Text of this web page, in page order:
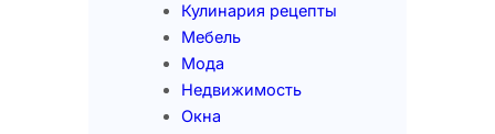
Кулинария рецепты
Мебель
Мода
Недвижимость
Окна